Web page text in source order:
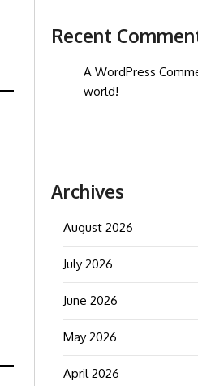
Recent
A WordPress
world!
Archives
August 2026
July 2026
June 2026
May 2026
April 2026